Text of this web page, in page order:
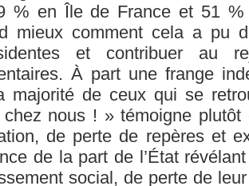
% en Île de France et 51 %
mieux comment cela a pu
et contribuer au
À part une frange
majorité de ceux qui se
nous ! » témoigne plutôt
de perte de repères et
de la part de l’État
social, de perte de